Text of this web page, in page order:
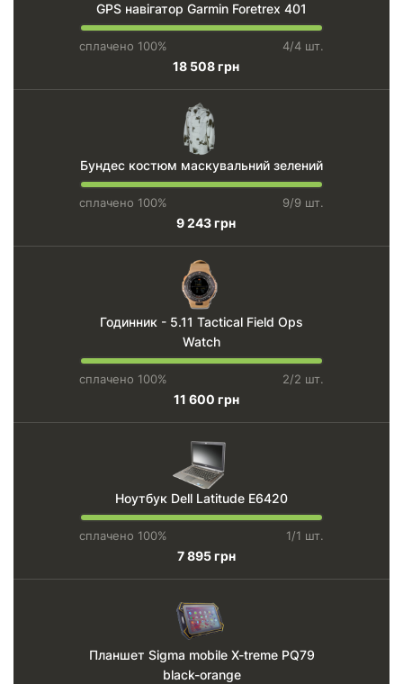
GPS навігатор Garmin Foretrex 401
сплачено 100% 4/4 шт.
18 508 грн
Бундес костюм маскувальний зелений
сплачено 100% 9/9 шт.
9 243 грн
Годинник - 5.11 Tactical Field Ops
Watch
сплачено 100% 2/2 шт.
11 600 грн
Ноутбук Dell Latitude E6420
сплачено 100% 1/1 шт.
7 895 грн
Планшет Sigma mobile X-treme PQ79
black-orange